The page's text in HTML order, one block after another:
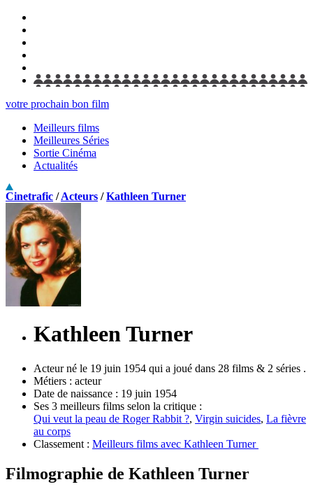
votre prochain bon film
Meilleurs films
Meilleures Séries
Sortie Cinéma
Actualités
Cinetrafic /Acteurs /Kathleen Turner
Kathleen Turner
Acteur né le 19 juin 1954 qui a joué dans 28 films & 2 séries .
Métiers : acteur
Date de naissance : 19 juin 1954
Ses 3 meilleurs films selon la critique :
Qui veut la peau de Roger Rabbit ?, Virgin suicides, La fièvre
au corps
Classement : Meilleurs films avec Kathleen Turner
Filmographie de Kathleen Turner